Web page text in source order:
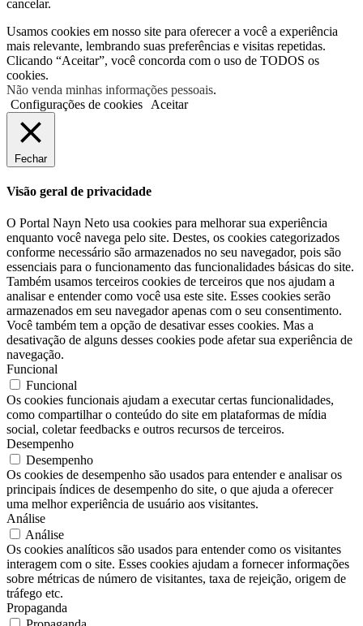
cancelar.
Usamos cookies em nosso site para oferecer a você a experiência
mais relevante, lembrando suas preferências e visitas repetidas.
Clicando “Aceitar”, você concorda com o uso de TODOS os
cookies.
Não venda minhas informações pessoais.
Configurações de cookies
Aceitar
Fechar
Visão geral de privacidade
O Portal Nayn Neto usa cookies para melhorar sua experiência
enquanto você navega pelo site. Destes, os cookies categorizados
conforme necessário são armazenados no seu navegador, pois são
essenciais para o funcionamento das funcionalidades básicas do site.
Também usamos terceiros cookies de terceiros que nos ajudam a
analisar e entender como você usa este site. Esses cookies serão
armazenados em seu navegador apenas com o seu consentimento.
Você também tem a opção de desativar esses cookies. Mas a
desativação de alguns desses cookies pode afetar sua experiência de
navegação.
Funcional
Funcional
Os cookies funcionais ajudam a executar certas funcionalidades,
como compartilhar o conteúdo do site em plataformas de mídia
social, coletar feedbacks e outros recursos de terceiros.
Desempenho
Desempenho
Os cookies de desempenho são usados ​​para entender e analisar os
principais índices de desempenho do site, o que ajuda a oferecer
uma melhor experiência de usuário aos visitantes.
Análise
Análise
Os cookies analíticos são usados ​​para entender como os visitantes
interagem com o site. Esses cookies ajudam a fornecer informações
sobre métricas de número de visitantes, taxa de rejeição, origem de
tráfego etc.
Propaganda